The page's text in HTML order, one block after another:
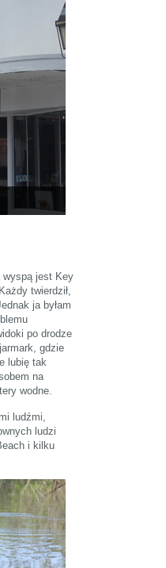
wyspą jest Key
twierdził,
ja byłam
po drodze
gdzie
lubię tak
na
wodne.
ludźmi,
ludzi
i kilku